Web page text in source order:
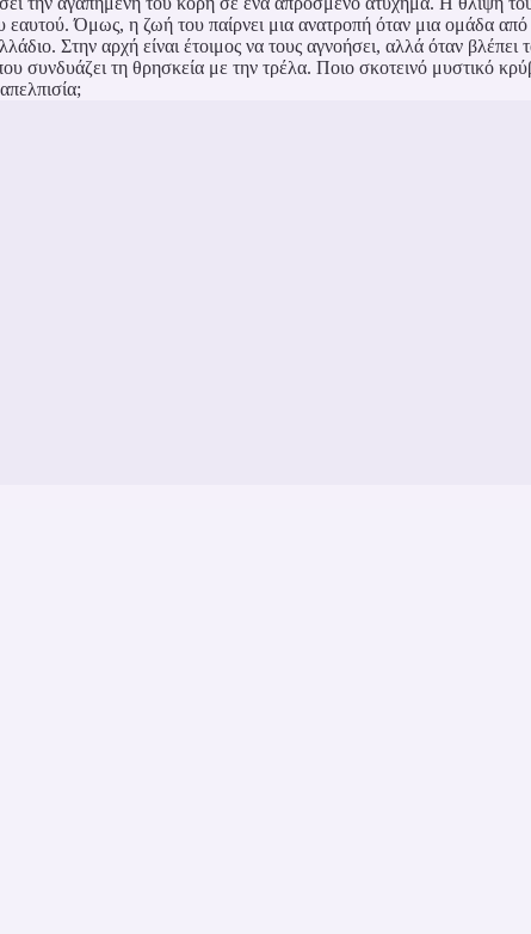
εαυτού. Όμως, η ζωή του παίρνει μια ανατροπή όταν μια ομάδα
Στην αρχή είναι έτοιμος να τους αγνοήσει, αλλά όταν
συνδυάζει τη θρησκεία με την τρέλα. Ποιο σκοτεινό μυστικό